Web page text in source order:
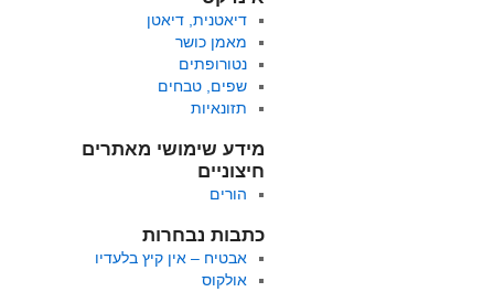
דיאטנית, דיאטן
מאמן כושר
נטורופתים
שפים, טבחים
תזונאיות
מידע שימושי מאתרים
חיצוניים
הורים
כתבות נבחרות
אבטיח – אין קיץ בלעדיו
אולקוס